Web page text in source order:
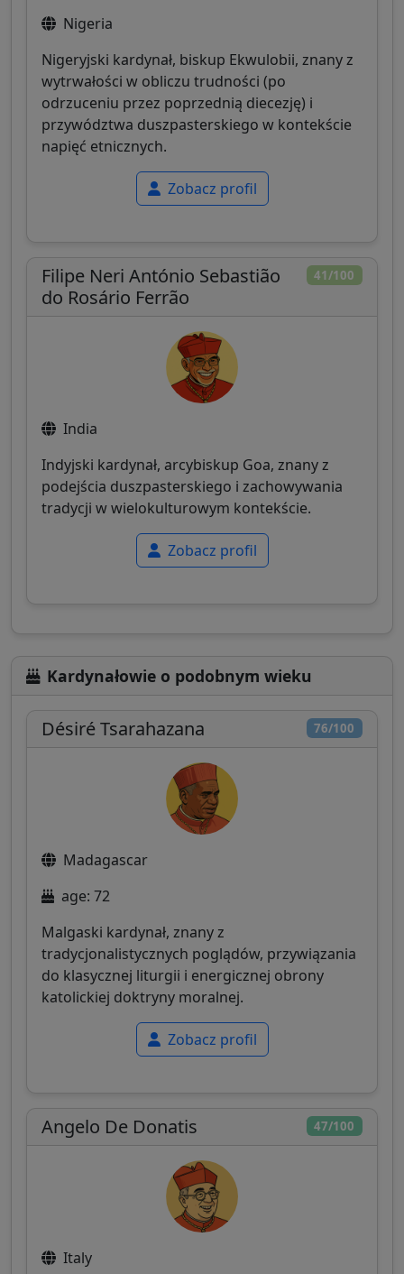
Nigeria
Nigeryjski kardynał, biskup Ekwulobii, znany z
wytrwałości w obliczu trudności (po
odrzuceniu przez poprzednią diecezję) i
przywództwa duszpasterskiego w kontekście
napięć etnicznych.
Zobacz profil
41/100
Filipe Neri António Sebastião
do Rosário Ferrão
India
Indyjski kardynał, arcybiskup Goa, znany z
podejścia duszpasterskiego i zachowywania
tradycji w wielokulturowym kontekście.
Zobacz profil
Kardynałowie o podobnym wieku
76/100
Désiré Tsarahazana
Madagascar
age: 72
Malgaski kardynał, znany z
tradycjonalistycznych poglądów, przywiązania
do klasycznej liturgii i energicznej obrony
katolickiej doktryny moralnej.
Zobacz profil
47/100
Angelo De Donatis
Italy